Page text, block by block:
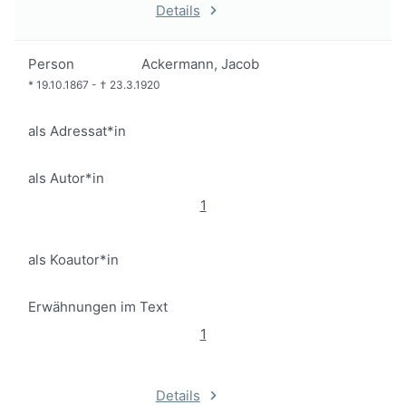
Details
Person Ackermann, Jacob
* 19.10.1867 - † 23.3.1920
als Adressat*in
als Autor*in
1
als Koautor*in
Erwähnungen im Text
1
Details